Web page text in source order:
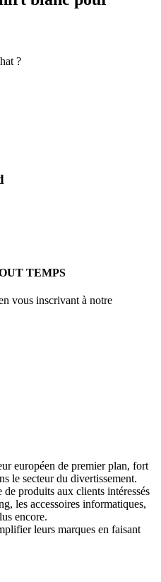
?
TEMPS
vous inscrivant à notre
européen de premier plan, fort
le secteur du divertissement.
produits aux clients intéressés
les accessoires informatiques,
encore.
leurs marques en faisant